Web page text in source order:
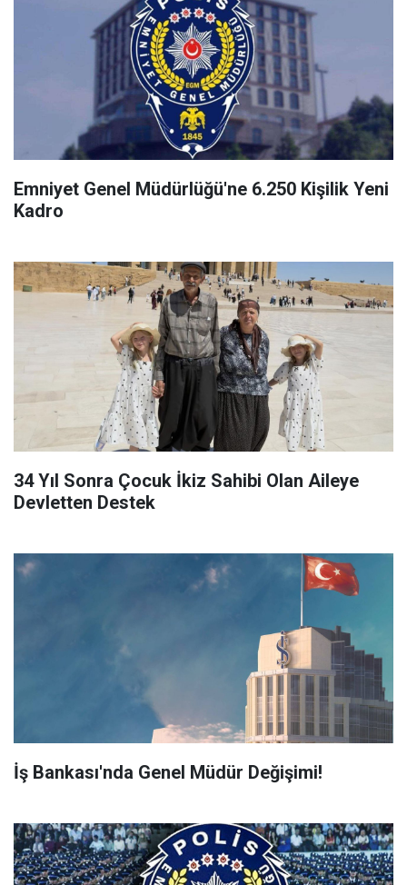
Emniyet Genel Müdürlüğü'ne 6.250 Kişilik Yeni
Kadro
34 Yıl Sonra Çocuk İkiz Sahibi Olan Aileye
Devletten Destek
İş Bankası'nda Genel Müdür Değişimi!